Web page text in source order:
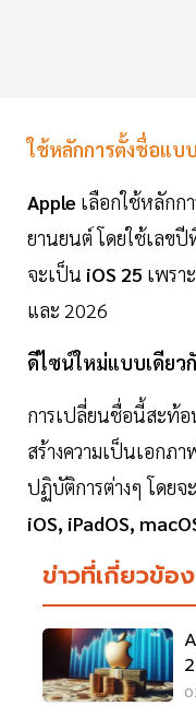
ใช้หลักการตั้งชื่อแบ
Apple เลือกใช้หลักก
ยานยนต์ โดยใช้เลขปี
จะเป็น iOS 25 เพรา
และ 2026
ดีไซน์ใหม่แบบเดีย
การเปลี่ยนชื่อนี้สะท้อ
สร้างความเป็นเอกภ
ปฏิบัติการต่างๆ โดยจ
iOS, iPadOS,
ข่าวที่เกี่ยวข้อง